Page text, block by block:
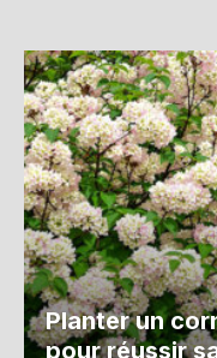
Planter un
pour réussir